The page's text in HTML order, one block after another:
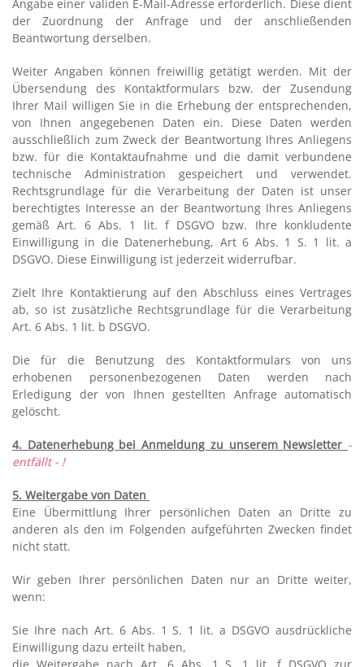
Angabe einer validen E-Mail-Adresse erforderlich. Diese dient
der Zuordnung der Anfrage und der anschließenden
Beantwortung derselben.
Weiter Angaben können freiwillig getätigt werden. Mit der
Übersendung des Kontaktformulars bzw. der Zusendung
Ihrer Mail willigen Sie in die Erhebung der entsprechenden,
von Ihnen angegebenen Daten ein. Diese Daten werden
ausschließlich zum Zweck der Beantwortung Ihres Anliegens
bzw. für die Kontaktaufnahme und die damit verbundene
technische Administration gespeichert und verwendet.
Rechtsgrundlage für die Verarbeitung der Daten ist unser
berechtigtes Interesse an der Beantwortung Ihres Anliegens
gemäß Art. 6 Abs. 1 lit. f DSGVO bzw. Ihre konkludente
Einwilligung in die Datenerhebung, Art 6 Abs. 1 S. 1 lit. a
DSGVO. Diese Einwilligung ist jederzeit widerrufbar.
Zielt Ihre Kontaktierung auf den Abschluss eines Vertrages
ab, so ist zusätzliche Rechtsgrundlage für die Verarbeitung
Art. 6 Abs. 1 lit. b DSGVO.
Die für die Benutzung des Kontaktformulars von uns
erhobenen personenbezogenen Daten werden nach
Erledigung der von Ihnen gestellten Anfrage automatisch
gelöscht.
4. Datenerhebung bei Anmeldung zu unserem Newsletter -
entfällt - !
5. Weitergabe von Daten
Eine Übermittlung Ihrer persönlichen Daten an Dritte zu
anderen als den im Folgenden aufgeführten Zwecken findet
nicht statt.
Wir geben Ihrer persönlichen Daten nur an Dritte weiter,
wenn:
Sie Ihre nach Art. 6 Abs. 1 S. 1 lit. a DSGVO ausdrückliche
Einwilligung dazu erteilt haben,